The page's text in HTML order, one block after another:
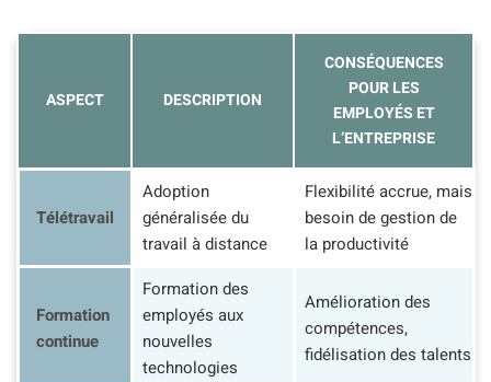
ASPECT DESCRIPTION
CONSÉQUENCES
POUR LES
EMPLOYÉS ET
L’ENTREPRISE
Télétravail
Adoption
généralisée du
travail à distance
Flexibilité accrue, mais
besoin de gestion de
la productivité
Formation
continue
Formation des
employés aux
nouvelles
technologies
Amélioration des
compétences,
fidélisation des talents